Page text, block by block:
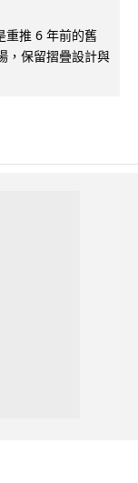
重推 6 年前的舊
，保留摺疊設計與